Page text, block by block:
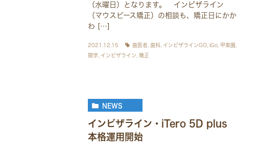
（水曜日）となります。 インビザライン
（マウスピース矯正）の相談も、矯正日にかか
わ […]
2021.12.15 歯医者 歯科 インビザラインGO iGo 甲東園
関学 インビザライン 矯正
NEWS
インビザライン・iTero 5D plus
本格運用開始